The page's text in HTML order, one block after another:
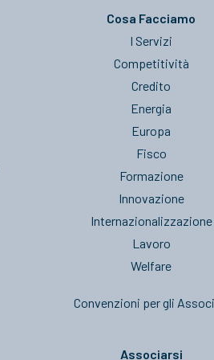
Cosa Facciamo
I Servizi
Competitività
Credito
Energia
Europa
Fisco
Formazione
Innovazione
Internazionalizzazione
Lavoro
Welfare
Convenzioni per gli
Associarsi